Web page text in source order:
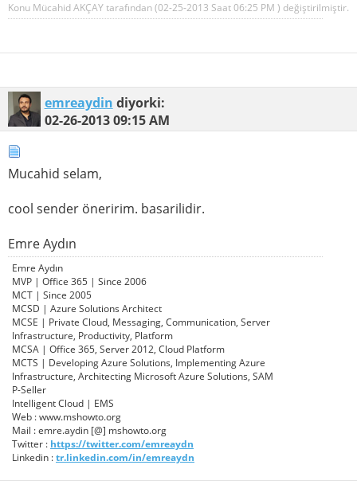
Konu Mücahid AKÇAY tarafından (02-25-2013 Saat06:25 PM ) değiştirilmiştir.
emreaydin diyorki:
02-26-201309:15 AM
Mucahid selam,
cool sender öneririm. basarilidir.
Emre Aydın
Emre Aydın
MVP | Office 365 | Since 2006
MCT | Since 2005
MCSD | Azure Solutions Architect
MCSE | Private Cloud, Messaging, Communication, Server
Infrastructure, Productivity, Platform
MCSA | Office 365, Server 2012, Cloud Platform
MCTS | Developing Azure Solutions, Implementing Azure
Infrastructure, Architecting Microsoft Azure Solutions, SAM
P-Seller
Intelligent Cloud | EMS
Web : www.mshowto.org
Mail : emre.aydin [@] mshowto.org
Twitter : https://twitter.com/emreaydn
Linkedin :tr.linkedin.com/in/emreaydn